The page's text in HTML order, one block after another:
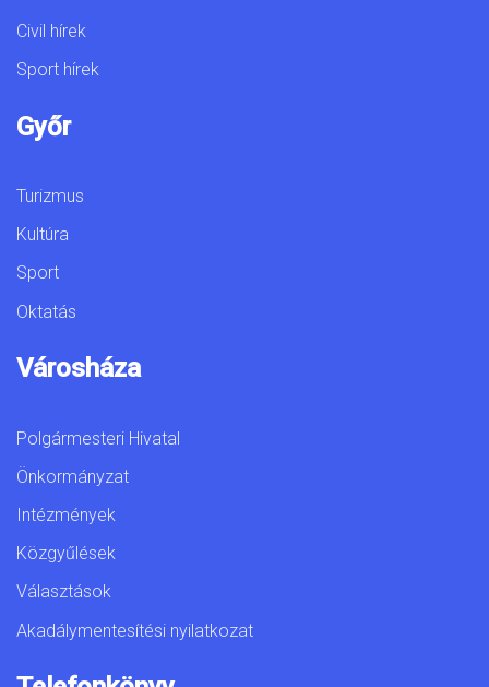
Civil hírek
Sport hírek
Győr
Turizmus
Kultúra
Sport
Oktatás
Városháza
Polgármesteri Hivatal
Önkormányzat
Intézmények
Közgyűlések
Választások
Akadálymentesítési nyilatkozat